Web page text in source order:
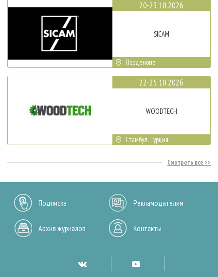
20-23.10.2026
SICAM
Порденоне
22-25.10.2026
WOODTECH
Стамбул, Турция
Смотреть все
Подписка Рекламодателям
Архив журналов Контакты